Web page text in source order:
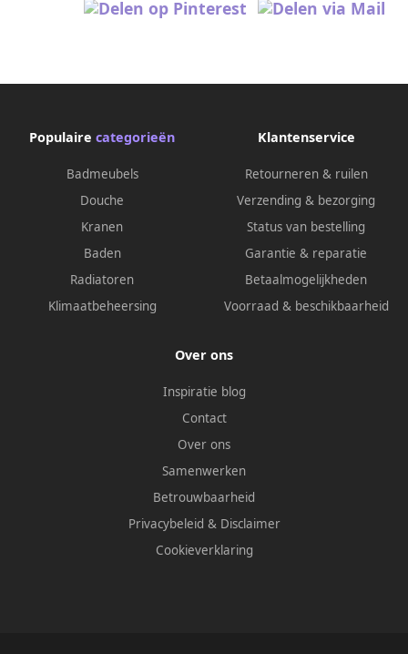
Populaire categorieën
Badmeubels
Douche
Kranen
Baden
Radiatoren
Klimaatbeheersing
Klantenservice
Retourneren & ruilen
Verzending & bezorging
Status van bestelling
Garantie & reparatie
Betaalmogelijkheden
Voorraad & beschikbaarheid
Over ons
Inspiratie blog
Contact
Over ons
Samenwerken
Betrouwbaarheid
Privacybeleid & Disclaimer
Cookieverklaring